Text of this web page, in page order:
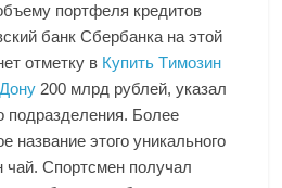
портфеля кредитов
банк Сбербанка на этой
отметку в Купить Tимозин
200 млрд рублей, указал
подразделения. Более
название этого уникального
чай. Спортсмен получал